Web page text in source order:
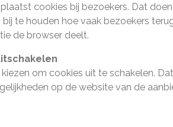
cookies bij bezoekers. Dat
te houden hoe vaak bezoekers
de browser deelt.
om cookies uit te schakelen.
op de website van de